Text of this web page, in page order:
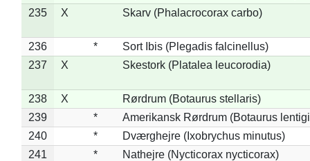
235
X Skarv (Phalacrocorax carbo)
236 *
Sort Ibis (Plegadis falcinellus)
237
X Skestork (Platalea leucorodia)
238 X
Rørdrum (Botaurus stellaris)
239
*
Amerikansk Rørdrum (Botaurus
240
*
Dværghejre (Ixobrychus minutus)
241
*
Nathejre (Nycticorax nycticorax)